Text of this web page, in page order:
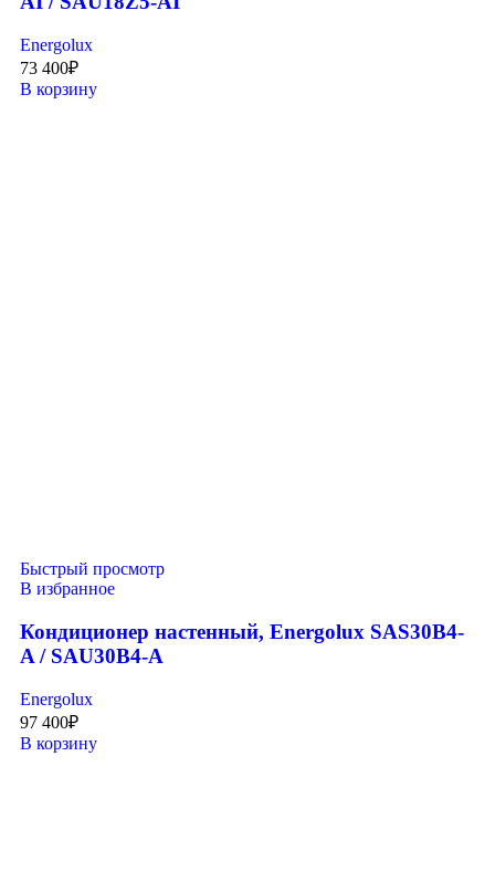
Energolux
73 400₽
В корзину
Быстрый просмотр
В избранное
Кондиционер настенный, Energolux SAS30B4-
A / SAU30B4-A
Energolux
97 400₽
В корзину